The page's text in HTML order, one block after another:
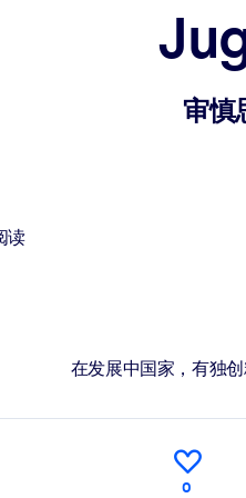
力，以改善输出结果。
审慎
读
在发展中国家，有独
0